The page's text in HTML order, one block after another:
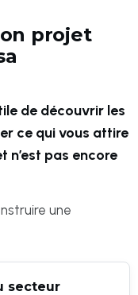
projet
de découvrir les
ce qui vous attire
n’est pas encore
une
secteur